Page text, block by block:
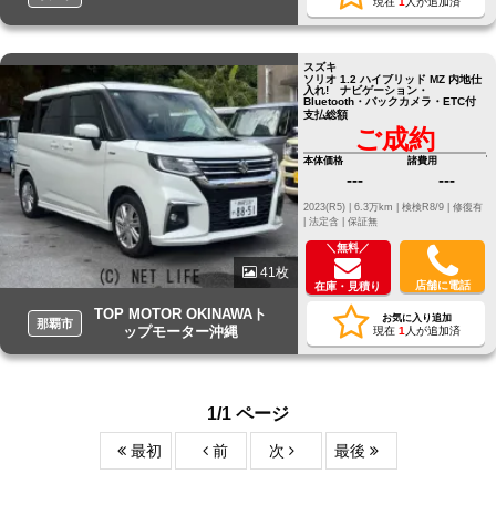
41枚
那覇市
TOP MOTOR OKINAWAト
ップモーター沖縄
スズキ
ソリオ 1.2 ハイブリッド MZ 内地仕
入れ! ナビゲーション・
Bluetooth・バックカメラ・ETC付
支払総額
ご成約
本体価格
---
諸費用
---
修復有
法定含 | 保証無
＼無料／
在庫・見積り 店舗に電話
お気に入り追加
現在 1 人が追加済
1/1 ページ
最初 前 次 最後